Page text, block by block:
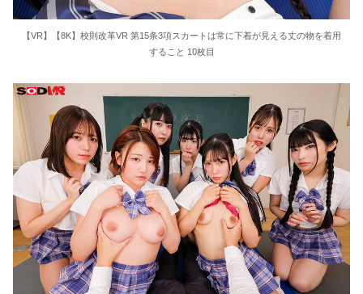
【VR】【8K】校則改革VR 第15条3項スカートは常に下着が見える丈の物を着用
すること 10枚目